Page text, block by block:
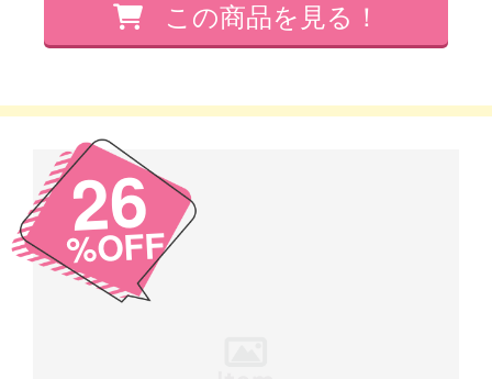
26
%OFF